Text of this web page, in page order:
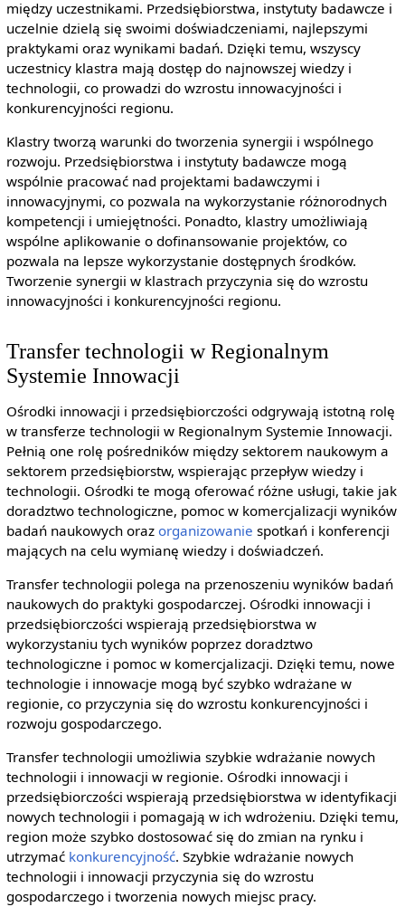
między uczestnikami. Przedsiębiorstwa, instytuty badawcze i
uczelnie dzielą się swoimi doświadczeniami, najlepszymi
praktykami oraz wynikami badań. Dzięki temu, wszyscy
uczestnicy klastra mają dostęp do najnowszej wiedzy i
technologii, co prowadzi do wzrostu innowacyjności i
konkurencyjności regionu.
Klastry tworzą warunki do tworzenia synergii i wspólnego
rozwoju. Przedsiębiorstwa i instytuty badawcze mogą
wspólnie pracować nad projektami badawczymi i
innowacyjnymi, co pozwala na wykorzystanie różnorodnych
kompetencji i umiejętności. Ponadto, klastry umożliwiają
wspólne aplikowanie o dofinansowanie projektów, co
pozwala na lepsze wykorzystanie dostępnych środków.
Tworzenie synergii w klastrach przyczynia się do wzrostu
innowacyjności i konkurencyjności regionu.
Transfer technologii w Regionalnym
Systemie Innowacji
Ośrodki innowacji i przedsiębiorczości odgrywają istotną rolę
w transferze technologii w Regionalnym Systemie Innowacji.
Pełnią one rolę pośredników między sektorem naukowym a
sektorem przedsiębiorstw, wspierając przepływ wiedzy i
technologii. Ośrodki te mogą oferować różne usługi, takie jak
doradztwo technologiczne, pomoc w komercjalizacji wyników
badań naukowych oraz organizowanie spotkań i konferencji
mających na celu wymianę wiedzy i doświadczeń.
Transfer technologii polega na przenoszeniu wyników badań
naukowych do praktyki gospodarczej. Ośrodki innowacji i
przedsiębiorczości wspierają przedsiębiorstwa w
wykorzystaniu tych wyników poprzez doradztwo
technologiczne i pomoc w komercjalizacji. Dzięki temu, nowe
technologie i innowacje mogą być szybko wdrażane w
regionie, co przyczynia się do wzrostu konkurencyjności i
rozwoju gospodarczego.
Transfer technologii umożliwia szybkie wdrażanie nowych
technologii i innowacji w regionie. Ośrodki innowacji i
przedsiębiorczości wspierają przedsiębiorstwa w identyfikacji
nowych technologii i pomagają w ich wdrożeniu. Dzięki temu,
region może szybko dostosować się do zmian na rynku i
utrzymać konkurencyjność. Szybkie wdrażanie nowych
technologii i innowacji przyczynia się do wzrostu
gospodarczego i tworzenia nowych miejsc pracy.